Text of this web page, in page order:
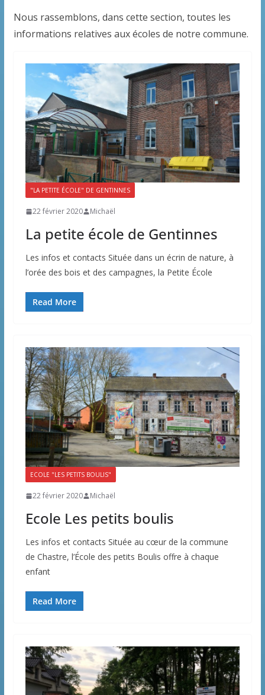
Nous rassemblons, dans cette section, toutes les
informations relatives aux écoles de notre commune.
"LA PETITE ÉCOLE" DE GENTINNES
22 février 2020 Michaël
La petite école de Gentinnes
Les infos et contacts Située dans un écrin de nature, à
l’orée des bois et des campagnes, la Petite École
Read More
ECOLE "LES PETITS BOULIS"
22 février 2020 Michaël
Ecole Les petits boulis
Les infos et contacts Située au cœur de la commune
de Chastre, l’École des petits Boulis offre à chaque
enfant
Read More